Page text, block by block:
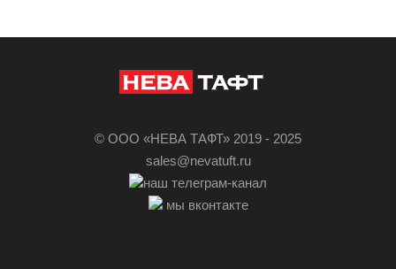
© ООО «НЕВА ТАФТ» 2019 - 2025
sales@nevatuft.ru
наш телеграм-канал
мы вконтакте